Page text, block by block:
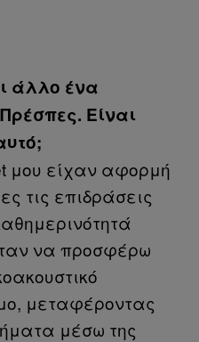
άλλο ένα
Είναι
μου είχαν αφορμή
τις επιδράσεις
να προσφέρω
μεταφέροντας
μέσω της